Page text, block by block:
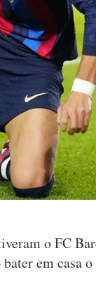
o FC
em casa